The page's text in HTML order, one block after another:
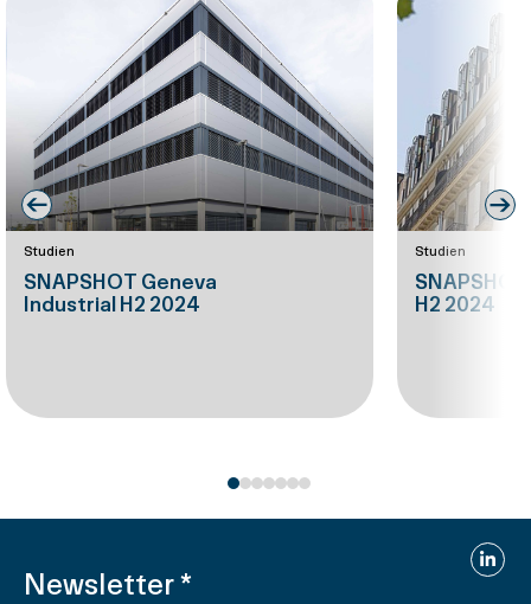
Studien
SNAPSHOT Geneva
Industrial H2 2024
Studien
H2 2024
Prev
Newsletter*